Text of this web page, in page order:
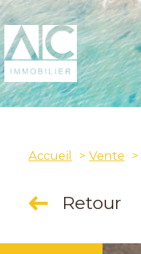
Accueil Vente
Retour